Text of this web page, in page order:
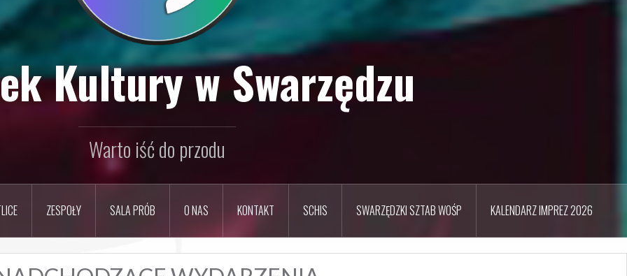
Kultury w Swarzędzu
Warto iść do przodu
ZESPOŁY SALA PRÓB O NAS KONTAKT SCHIS SWARZĘDZKI SZTAB WOŚP KALENDARZ IMPREZ 2026